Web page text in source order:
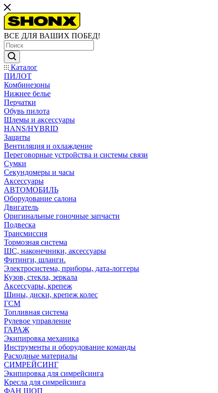
ВСЕ ДЛЯ ВАШИХ ПОБЕД!
Каталог
ПИЛОТ
Комбинезоны
Нижнее белье
Перчатки
Обувь пилота
Шлемы и аксессуары
HANS/HYBRID
Защиты
Вентиляция и охлаждение
Переговорные устройства и системы связи
Сумки
Секундомеры и часы
Аксессуары
АВТОМОБИЛЬ
Оборудование салона
Двигатель
Оригинальные гоночные запчасти
Подвеска
Трансмиссия
Тормозная система
ШС, наконечники, аксессуары
Фитинги, шланги.
Электросистема, приборы, дата-логгеры
Кузов, стекла, зеркала
Аксессуары, крепеж
Шины, диски, крепеж колес
ГСМ
Топливная система
Рулевое управление
ГАРАЖ
Экипировка механика
Инструменты и оборудование команды
Расходные материалы
СИМРЕЙСИНГ
Экипировка для симрейсинга
Кресла для симрейсинга
ФАН ШОП